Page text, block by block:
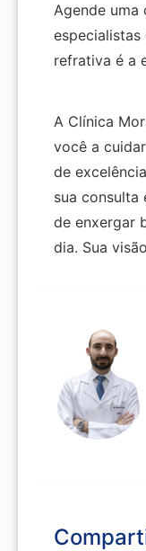
Agende uma
especialistas
refrativa é a
A Clínica
você a
de
sua consulta
de enxergar
dia. Sua